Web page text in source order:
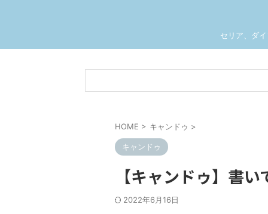
セリア、ダ
HOME > キャンドゥ >
キャンドゥ
【キャンドゥ】書
2022年6月16日